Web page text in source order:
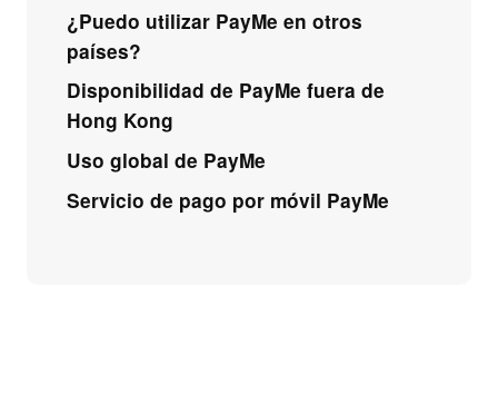
¿Puedo utilizar PayMe en otros
países?
Disponibilidad de PayMe fuera de
Hong Kong
Uso global de PayMe
Servicio de pago por móvil PayMe